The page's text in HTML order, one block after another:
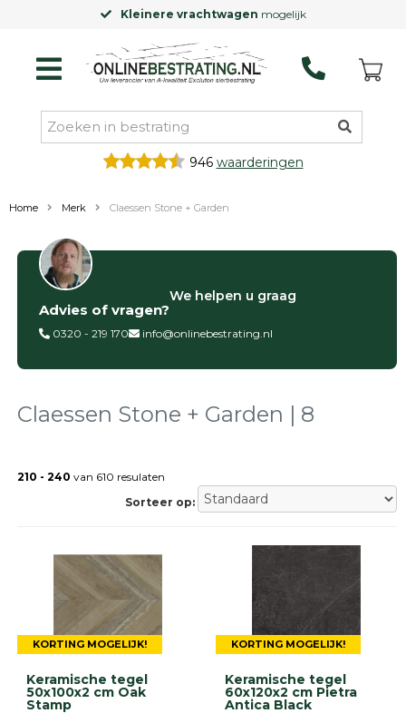
Kleinere vrachtwagen mogelijk
946 waarderingen
Home Merk Claessen Stone + Garden
Categorieën
Siertegels
Betontegels
tegels
Buitentegels
Betonklinkers
bestrating
Wildverband
bestrating
Muurelementen
Advies of vragen?
We helpen u graag
0320 - 219 170 info@onlinebestrating.nl
Claessen Stone + Garden | 8
210 - 240 van 610 resulaten
Sorteer op:
KORTING MOGELIJK!
Keramische tegel
50x100x2 cm Oak
Stamp
KORTING MOGELIJK!
Keramische tegel
60x120x2 cm Pietra
Antica Black